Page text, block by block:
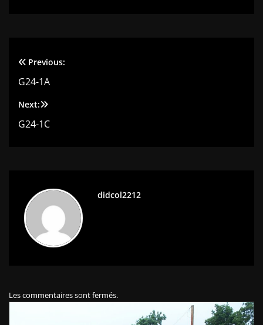
Navigation
de
l’article
Previous:
G24-1A
Next:
G24-1C
didcol2212
Les commentaires sont fermés.